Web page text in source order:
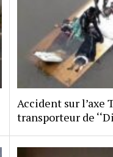
Accident sur l’axe
transporteur de